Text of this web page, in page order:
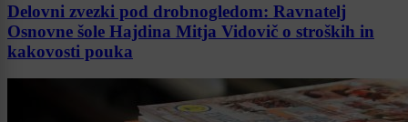
Delovni zvezki pod drobnogledom: Ravnatelj
Osnovne šole Hajdina Mitja Vidovič o stroških in
kakovosti pouka